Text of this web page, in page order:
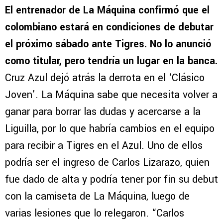
El entrenador de La Máquina confirmó que el
colombiano estará en condiciones de debutar
el próximo sábado ante Tigres. No lo anunció
como titular, pero tendría un lugar en la banca.
Cruz Azul dejó atrás la derrota en el ‘Clásico
Joven’. La Máquina sabe que necesita volver a
ganar para borrar las dudas y acercarse a la
Liguilla, por lo que habría cambios en el equipo
para recibir a Tigres en el Azul. Uno de ellos
podría ser el ingreso de Carlos Lizarazo, quien
fue dado de alta y podría tener por fin su debut
con la camiseta de La Máquina, luego de
varias lesiones que lo relegaron. “Carlos